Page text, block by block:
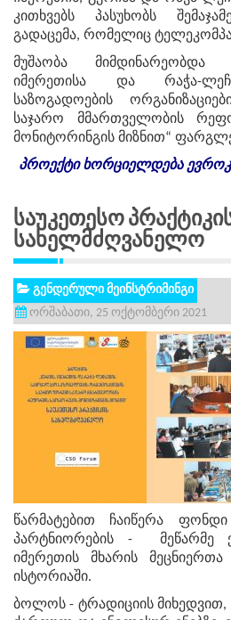
კითხვებს პასუხობს
გადაცემა, რომელიც
მუშაობა მიმდინარეობდა
იმერეთისა და რაჭა-
საზოგადოების
საჯარო მმართველობის
მონიტორინგის მიზნით“
პროექტი ხორციელდება
Საუკეთესო
Სახელმძღვანელო
გენდერული მეინსტრიმინგი
ორშაბათი, 25 ოქტომბერი 2021
წარმატებით ჩაიწერა
პარტნიორების -
იმერეთის მხარის მეცნიერთა
ისტორიაში.
ბოლოს - ტრადიციის მიხედვით,